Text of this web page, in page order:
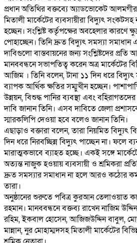
প্রধান অতিথির বক্তব্যে অ্যাডভোকেট
মিতালী মার্কেটের ব্যবসায়ীরা বিদ্যুৎ
হচ্ছেন। সংশ্লিষ্ট কর্তৃপক্ষের অবহেলার কারণে
পোহাচ্ছেন। তিনি দ্রুত বিদ্যুৎ সমস্যা সমাধান
দাবিগুলো বাস্তবায়নের জন্য সংশ্লিষ্টদের প্রতি
মানববন্ধনে সভাপতিত্ব করেন অত্র মার্কেটের
আজিম । তিনি বলেন, টানা ১১ দিন ধরে বিদ্যুৎ
ব্যাপক আর্থিক ক্ষতির সম্মুখীন হচ্ছেন।
উন্নয়ন, বিশুদ্ধ পানির ব্যবস্থা এবং
দাবি জানান তিনি। এসব দাবিতে জেলা
স্মারকলিপি দেওয়া হবে বলেও জানান তিনি।
এছাড়াও বক্তারা বলেন, তারা নিয়মিত
দিন ধরে নিরবচ্ছিন্ন বিদ্যুৎ পাচ্ছেন না। ফলে
মারাত্মকভাবে ব্যাহত হচ্ছে। একই সঙ্গে
অত্যন্ত নাজুক হওয়ায় ব্যবসায়ী ও শ্রমিকরা
দ্রুত সমস্যার সমাধান না হলে আরও কঠোর
তারা।
অনুষ্ঠানের শুরুতে পবিত্র কুরআন তেলাওয়াত
রহমান। মানববন্ধনে বক্তব্য রাখেন নাজিম
রহিম, ইকবাল হোসেন, আজিজউদ্দিন বাবুল,
মান্নান, নুর মোহাম্মদসহ মিতালী মার্কেটের